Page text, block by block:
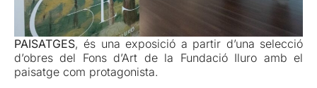
PAISATGES, és una exposició a partir d’una selecció
d’obres del Fons d’Art de la Fundació Iluro amb el
paisatge com protagonista.